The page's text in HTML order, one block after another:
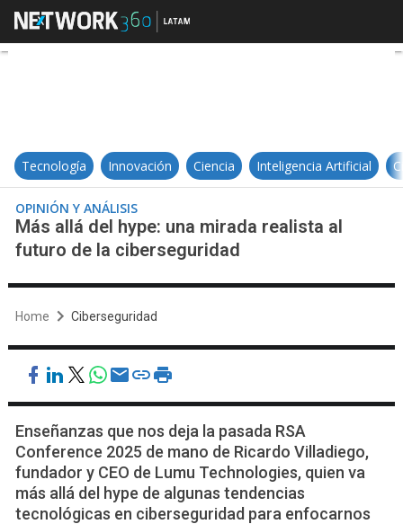
Más allá del hype: una mirada
Tecnología Innovación Ciencia Inteligencia Artificial
OPINIÓN Y ANÁLISIS
Más allá del hype: una mirada realista al
futuro de la ciberseguridad
Home Ciberseguridad
Enseñanzas que nos deja la pasada RSA
Conference 2025 de mano de Ricardo Villadiego,
fundador y CEO de Lumu Technologies, quien va
más allá del hype de algunas tendencias
tecnológicas en ciberseguridad para enfocarnos